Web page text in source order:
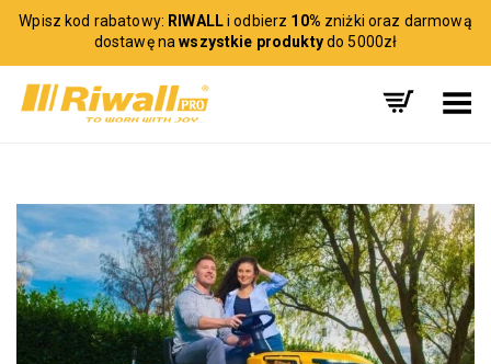
Wpisz kod rabatowy: RIWALLi odbierz 10% zniżki oraz darmową
dostawę nawszystkie produktydo 5000zł
Toggle Menu